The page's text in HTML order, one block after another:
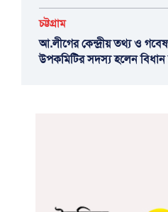
চট্টগ্রাম
আ.লীগের কেন্দ্রীয় তথ্য ও
উপকমিটির সদস্য হলেন বিধান